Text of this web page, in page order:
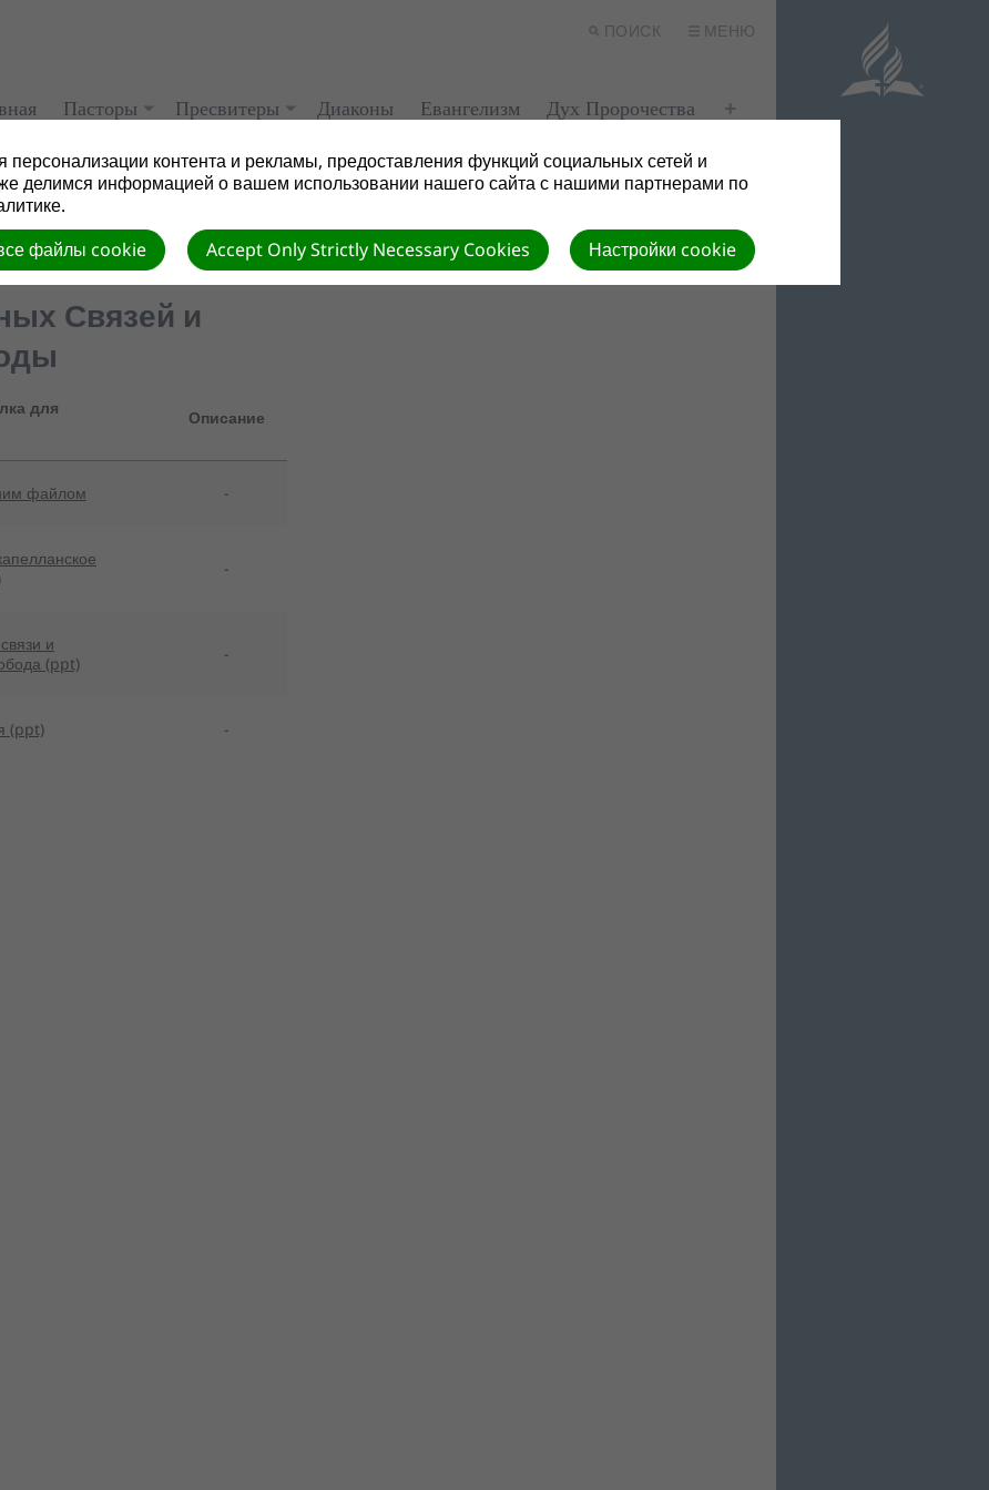
ПОИСК МЕНЮ
Пасторы Пресвитеры Диаконы Евангелизм Дух Пророчества
Связей и
для
Описание
файлом -
-
и
(ppt)
-
(ppt) -
контента и рекламы, предоставления функций социальных сетей и
делимся информацией о вашем использовании нашего сайта с нашими партнерами по
Настройки cookie
Accept Only Strictly Necessary Cookies
файлы cookie